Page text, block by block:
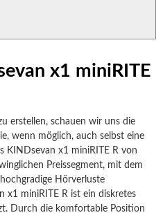
x1 miniRITE
erstellen, schauen wir uns die
wenn möglich, auch selbst eine
KINDsevan x1 miniRITE R von
Preissegment, mit dem
Hörverluste
x1 miniRITE R ist ein diskretes
Durch die komfortable Position